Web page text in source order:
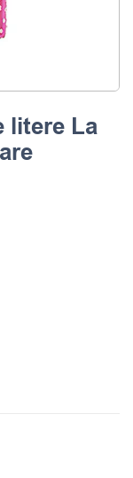
litere La